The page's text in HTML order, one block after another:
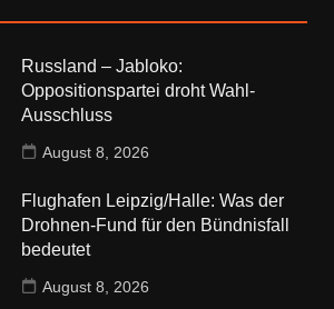
Russland – Jabloko:
Oppositionspartei droht Wahl-
Ausschluss
August 8, 2026
Flughafen Leipzig/Halle: Was der
Drohnen-Fund für den Bündnisfall
bedeutet
August 8, 2026